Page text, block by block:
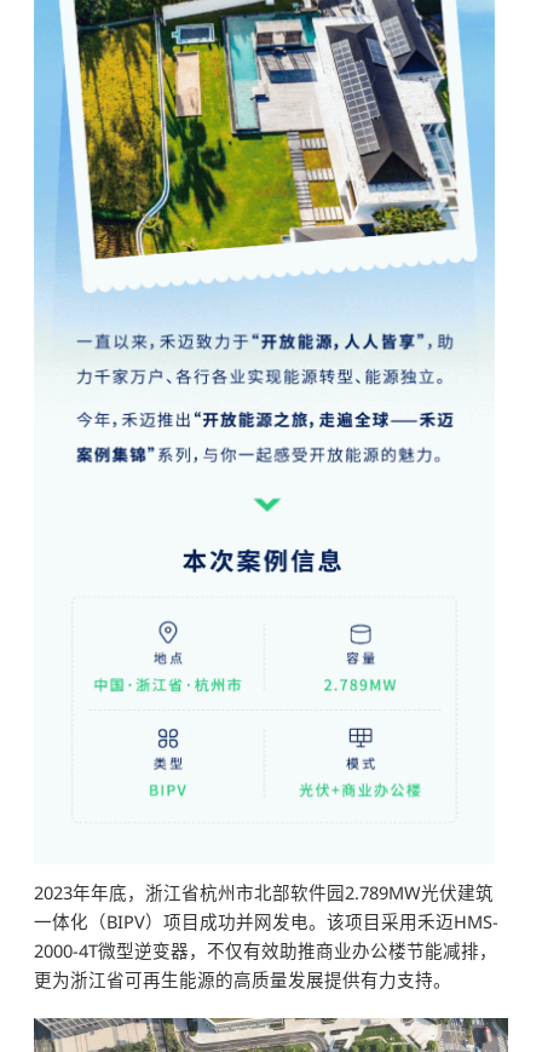
2023年年底，浙江省杭州市北部软件园2.789MW光伏建筑
一体化（BIPV）项目成功并网发电。该项目采用禾迈HMS-
2000-4T微型逆变器，不仅有效助推商业办公楼节能减排，
更为浙江省可再生能源的高质量发展提供有力支持。